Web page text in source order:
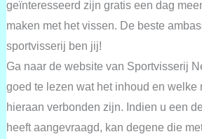
geïnteresseerd zijn gratis een dag
maken met het vissen. De beste
sportvisserij ben jij!
Ga naar de website van Sportvisserij
goed te lezen wat het inhoud en welke
hieraan verbonden zijn. Indien u een
heeft aangevraagd, kan degene die